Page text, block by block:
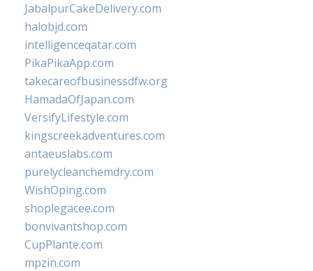
JabalpurCakeDelivery.com
halobjd.com
intelligenceqatar.com
PikaPikaApp.com
takecareofbusinessdfw.org
HamadaOfJapan.com
VersifyLifestyle.com
kingscreekadventures.com
antaeuslabs.com
purelycleanchemdry.com
WishOping.com
shoplegacee.com
bonvivantshop.com
CupPlante.com
mpzin.com